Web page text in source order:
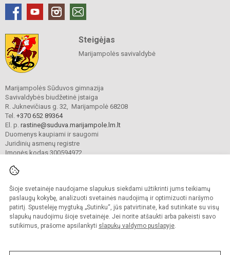
Šioje svetainėje naudojame slapukus siekdami užtikrinti jums teikiamų
paslaugų kokybę, analizuoti svetainės naudojimą ir optimizuoti naršymo
patirtį. Spustelėję mygtuką „Sutinku“, jūs patvirtinate, kad sutinkate su visų
slapukų naudojimu šioje svetainėje. Jei norite atšaukti arba pakeisti savo
sutikimus, prašome apsilankyti slapukų valdymo puslapyje.
Steigėjas
Marijampolės savivaldybė
Marijampolės Sūduvos gimnazija
Savivaldybės biudžetinė įstaiga
R. Juknevičiaus g. 32, Marijampolė 68208
Tel. +370 652 89364
El. p. rastine@suduva.marijampole.lm.lt
Duomenys kaupiami ir saugomi
Juridinių asmenų registre
Įmonės kodas 300594972
© 2024. Marijampolės Sūduvos gimnazija. Visos teisės saugomos.
Kopijuoti turinį be raštiško įstaigos administracijos sutikimo griežtai draudžiama.
Prieinamumo paraiška Slapukų valdymas
Sumanus būdas atnaujinti